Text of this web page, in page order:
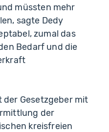
müssten mehr
sagte Dedy
zumal das
Bedarf und die
der Gesetzgeber mit
der
kreisfreien